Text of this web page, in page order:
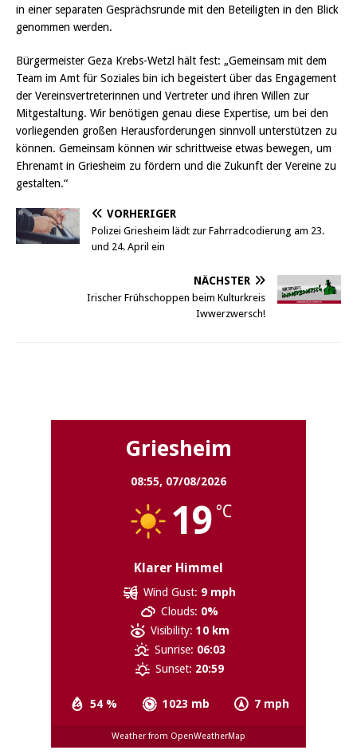
in einer separaten Gesprächsrunde mit den Beteiligten in den Blick
genommen werden.
Bürgermeister Geza Krebs-Wetzl hält fest: „Gemeinsam mit dem
Team im Amt für Soziales bin ich begeistert über das Engagement
der Vereinsvertreterinnen und Vertreter und ihren Willen zur
Mitgestaltung. Wir benötigen genau diese Expertise, um bei den
vorliegenden großen Herausforderungen sinnvoll unterstützen zu
können. Gemeinsam können wir schrittweise etwas bewegen, um
Ehrenamt in Griesheim zu fördern und die Zukunft der Vereine zu
gestalten.“
VORHERIGER
Polizei Griesheim lädt zur Fahrradcodierung am 23.
und 24. April ein
NÄCHSTER
Irischer Frühschoppen beim Kulturkreis
Iwwerzwersch!
Griesheim
08:55, 07/08/2026
19 °C
Klarer Himmel
54 % 1023 mb 7 mph
Wind Gust: 9 mph
Clouds: 0%
Visibility: 10 km
Sunrise: 06:03
Sunset: 20:59
Weather from OpenWeatherMap